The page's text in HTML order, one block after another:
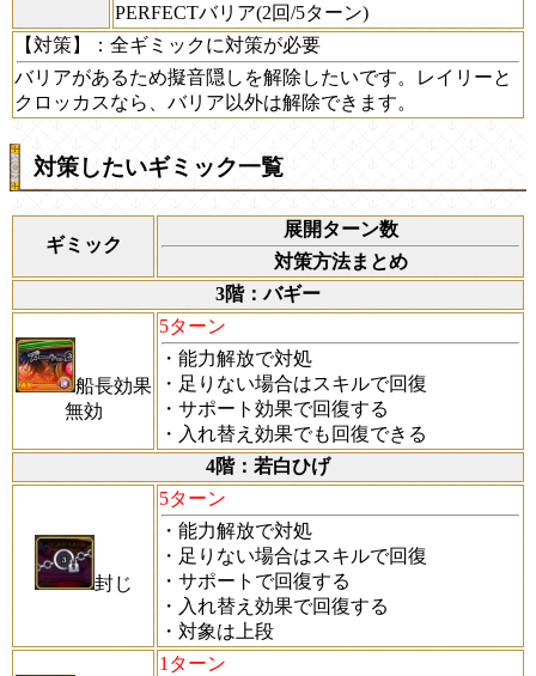
PERFECTバリア(2回/5ターン)
【対策】
：全ギミックに対策が必要
バリアがあるため擬音隠しを解除したいです。レイリーと
クロッカスなら、バリア以外は解除できます。
対策したいギミック一覧
ギミック
展開ターン数
対策方法まとめ
3階：バギー
船長効果
無効
5ターン
・能力解放で対処
・足りない場合はスキルで回復
・サポート効果で回復する
・入れ替え効果でも回復できる
4階：若白ひげ
封じ
5ターン
・能力解放で対処
・足りない場合はスキルで回復
・サポートで回復する
・入れ替え効果で回復する
・対象は上段
1ターン